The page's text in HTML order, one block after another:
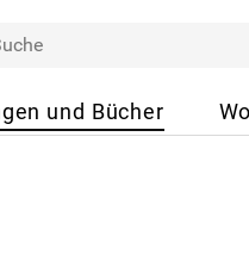
und Bücher